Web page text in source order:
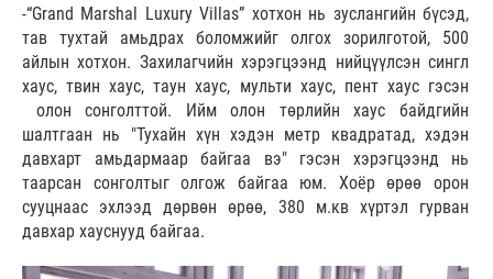
-“Grand Marshal Luxury Villas” хотхон нь зуслангийн бүсэд,
тав тухтай амьдрах боломжийг олгох зорилготой, 500
айлын хотхон. Захилагчийн хэрэгцээнд нийцүүлсэн сингл
хаус, твин хаус, таун хаус, мульти хаус, пент хаус гэсэн
олон сонголттой. Ийм олон төрлийн хаус байдгийн
шалтгаан нь "Тухайн хүн хэдэн метр квадратад, хэдэн
давхарт амьдармаар байгаа вэ" гэсэн хэрэгцээнд нь
таарсан сонголтыг олгож байгаа юм. Хоёр өрөө орон
сууцнаас эхлээд дөрвөн өрөө, 380 м.кв хүртэл гурван
давхар хауснууд байгаа.